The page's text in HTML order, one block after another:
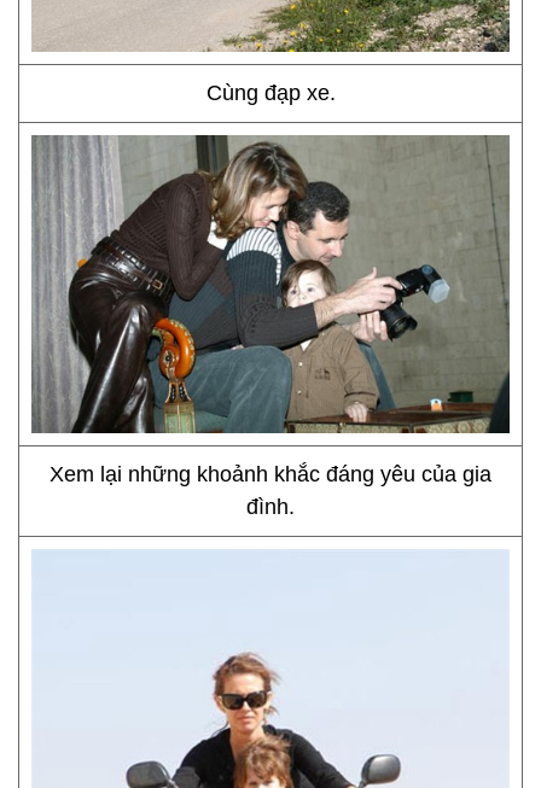
Cùng đạp xe.
Xem lại những khoảnh khắc đáng yêu của gia
đình.